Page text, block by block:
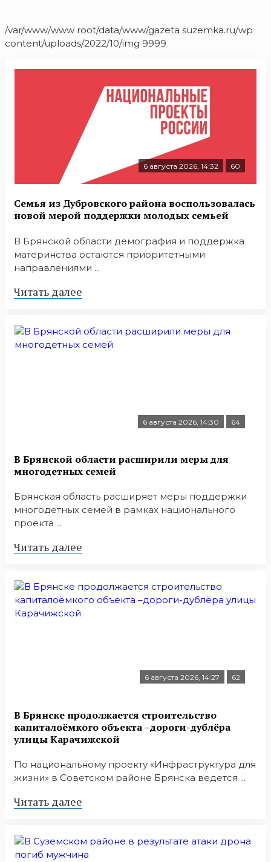
/var/www/www root/data/www/gazeta suzemka.ru/wp
content/uploads/2022/10/img 9999
6 августа 2026, 14:32 60
Семья из Дубровского района воспользовалась
новой мерой поддержки молодых семьей
В Брянской области демография и поддержка
материнства остаются приоритетными
направлениями ...
Читать далее
6 августа 2026, 14:30 64
В Брянской области расширили меры для
многодетных семей
Брянская область расширяет меры поддержки
многодетных семей в рамках национального
проекта ...
Читать далее
6 августа 2026, 14:27 62
В Брянске продолжается строительство
капиталоёмкого объекта –дороги-дублёра
улицы Карачижской
По национальному проекту «Инфраструктура для
жизни» в Советском районе Брянска ведется ...
Читать далее